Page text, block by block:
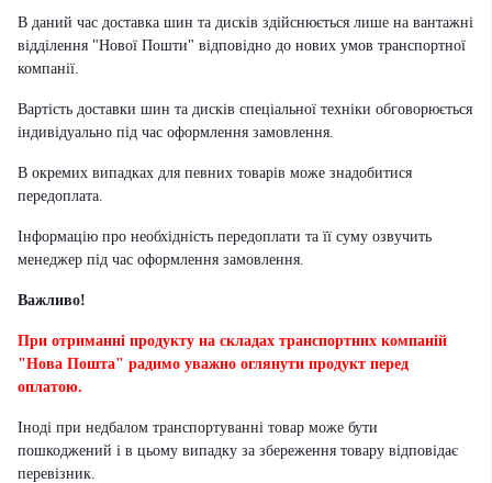
В даний час доставка шин та дисків здійснюється лише на вантажні
відділення "Нової Пошти" відповідно до нових умов транспортної
компанії.
Вартість доставки шин та дисків спеціальної техніки обговорюється
індивідуально під час оформлення замовлення.
В окремих випадках для певних товарів може знадобитися
передоплата.
Інформацію про необхідність передоплати та її суму озвучить
менеджер під час оформлення замовлення.
Важливо!
При отриманні продукту на складах транспортних компаній
"Нова Пошта" радимо уважно оглянути продукт перед
оплатою.
Іноді при недбалом транспортуванні товар може бути
пошкоджений і в цьому випадку за збереження товару відповідає
перевізник.